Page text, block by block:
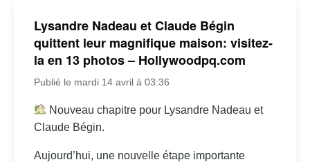
Lysandre Nadeau et Claude Bégin
quittent leur magnifique maison: visitez-
la en 13 photos – Hollywoodpq.com
Publié le mardi 14 avril à 03:36
Nouveau chapitre pour Lysandre Nadeau et
Claude Bégin.
Aujourd’hui, une nouvelle étape importante